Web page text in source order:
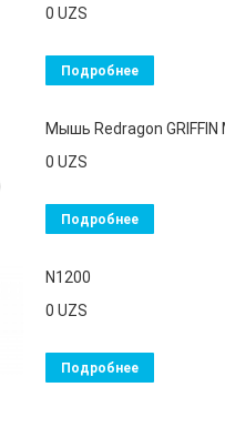
0 UZS
Подробнее
Мышь Redragon GRIFFIN
0 UZS
Подробнее
N1200
0 UZS
Подробнее